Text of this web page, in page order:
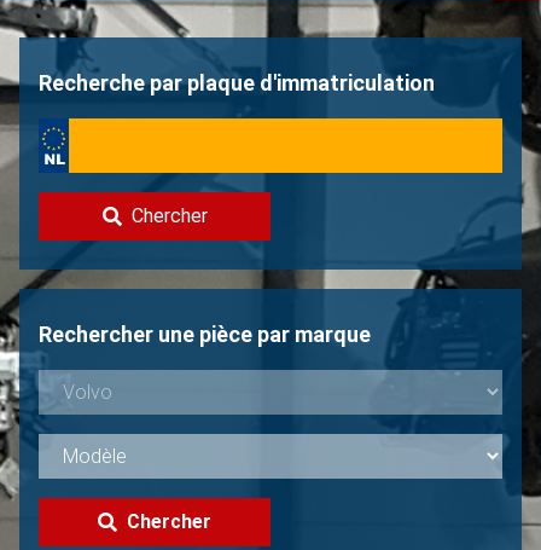
Page d'accueil
À propos de nous
Vendre une Volvo?
Non trouvée?
Recherche par plaque d'immatriculation
Chercher
Rechercher une pièce par marque
Chercher